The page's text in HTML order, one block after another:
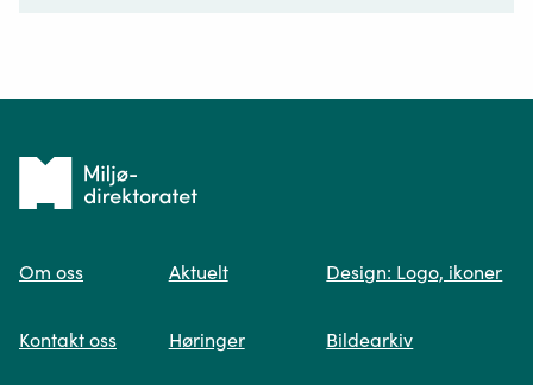
Spør oss
Tilbake
forsiden
Om oss
Kontakt oss
Aktuelt
Høringer
Design: Logo, ikoner
Bildearkiv